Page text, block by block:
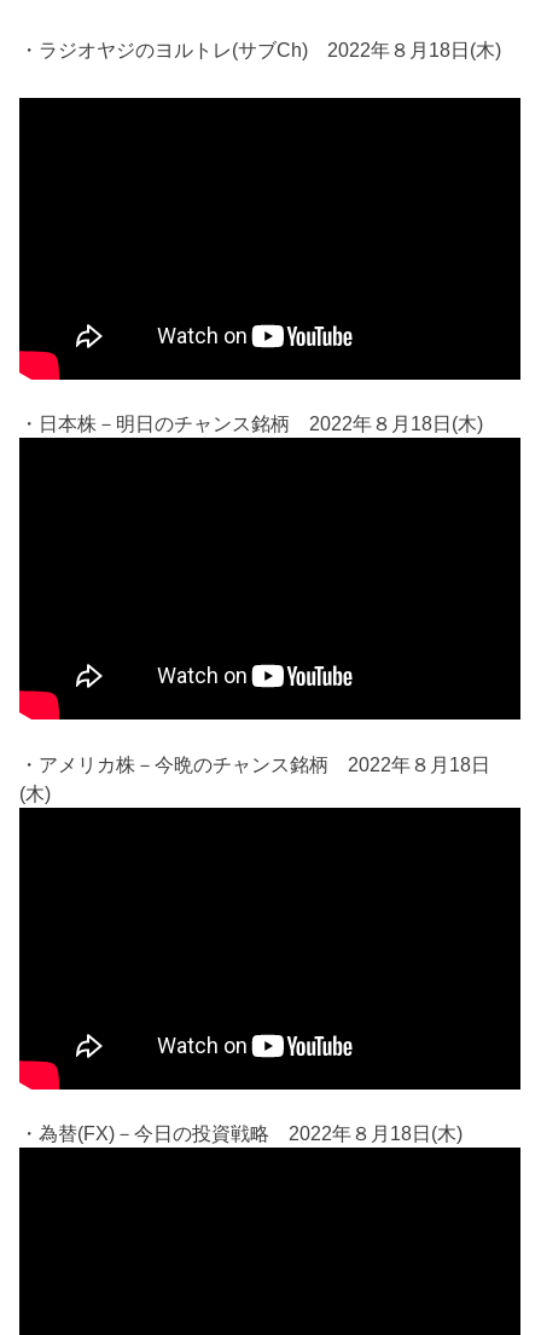
・ラジオヤジのヨルトレ(サブCh) 2022年８月18日(木)
・日本株－明日のチャンス銘柄 2022年８月18日(木)
・アメリカ株－今晩のチャンス銘柄 2022年８月18日
(木)
・為替(FX)－今日の投資戦略 2022年８月18日(木)